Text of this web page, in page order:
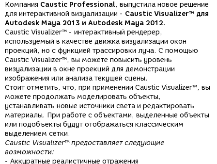
Компания Caustic Professional, выпустила новое решение
для интерактивной визуализации - Caustic Visualizer™ для
Autodesk Maya 2013 и Autodesk Maya 2012.
Caustic Visualizer™ - интерактивный рендерер,
используемый в качестве движка визуализации окон
проекций, но с функцией трассировки луча. С помощью
Caustic Visualizer™, вы можете повысить уровень
визуализации в окне проекций для демонстрации
изображения или анализа текущей сцены.
Стоит отметить, что, при применении Caustic Visualizer™, вы
можете продолжать моделировать объекты,
устанавливать новые источники света и редактировать
материалы. При работе с объектами, выделенные объекты
или подобъекты будут отображаться классическим
выделением сетки.
Caustic Visualizer™ предоставляет следующие
возможности:
- Аккуратные реалистичные отражения